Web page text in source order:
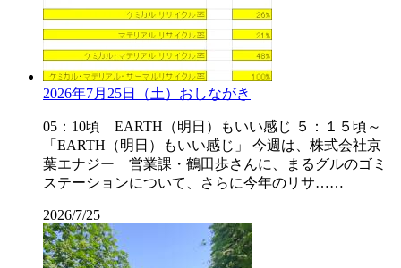
2026年7月25日（土）おしながき
05：10頃 EARTH（明日）もいい感じ ５：１５頃～
「EARTH（明日）もいい感じ」 今週は、株式会社京
葉エナジー 営業課・鶴田歩さんに、まるグルのゴミ
ステーションについて、さらに今年のリサ……
2026/7/25